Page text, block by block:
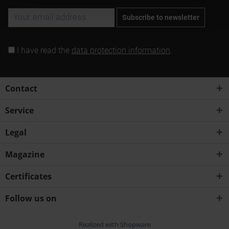
Subscribe to newsletter
I have read the data protection information.
Contact
Service
Legal
Magazine
Certificates
Follow us on
Realized with Shopware